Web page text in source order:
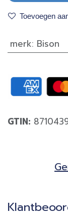
Toevoegen
merk: Bison
GTIN: